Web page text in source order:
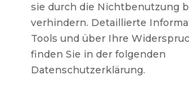
sie durch die Nichtbenutzung
verhindern. Detaillierte
Tools und über Ihre
finden Sie in der folgenden
Datenschutzerklärung.